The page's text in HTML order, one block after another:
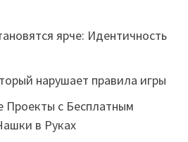
ярче: Идентичность
нарушает правила игры
Проекты с Бесплатным
в Руках